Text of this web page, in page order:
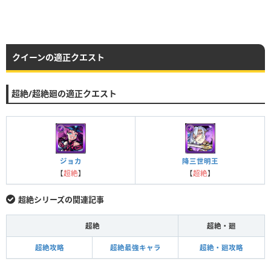
クイーンの適正クエスト
超絶/超絶廻の適正クエスト
ジョカ
【超絶】
降三世明王
【超絶】
超絶シリーズの関連記事
超絶 超絶・廻
超絶攻略 超絶最強キャラ 超絶・廻攻略